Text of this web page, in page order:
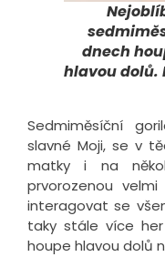
dnech
hlavou dolů.
Sedmiměsíční
slavné Moji, se v
matky i na
prvorozenou
interagovat se
taky stále více
houpe hlavou dolů